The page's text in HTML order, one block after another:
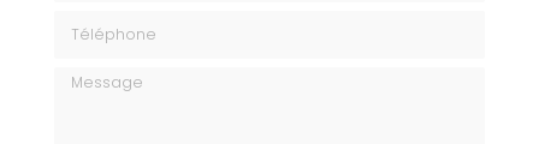
Message